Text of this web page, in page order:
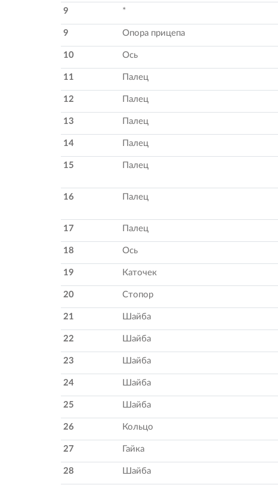
9 *
9 Опора прицепа
10 Ось
11 Палец
12 Палец
13 Палец
14 Палец
15 Палец
16 Палец
17 Палец
18 Ось
19 Каточек
20 Стопор
21 Шайба
22 Шайба
23 Шайба
24 Шайба
25 Шайба
26 Кольцо
27 Гайка
28 Шайба